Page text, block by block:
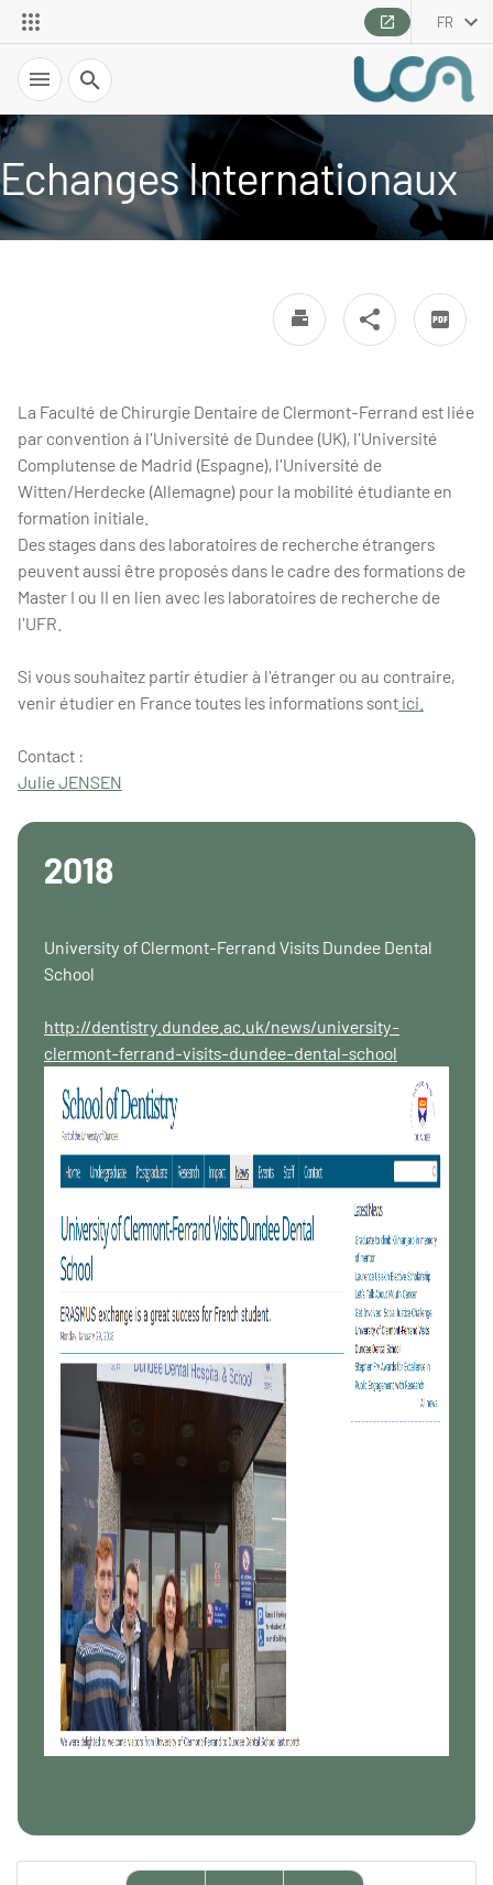
FR
Recherche
Echanges Internationaux
La Faculté de Chirurgie Dentaire de Clermont-Ferrand est liée
par convention à l'Université de Dundee (UK), l'Université
Complutense de Madrid (Espagne), l'Université de
Witten/Herdecke (Allemagne) pour la mobilité étudiante en
formation initiale.
Des stages dans des laboratoires de recherche étrangers
peuvent aussi être proposés dans le cadre des formations de
Master I ou II en lien avec les laboratoires de recherche de
l'UFR.
Si vous souhaitez partir étudier à l'étranger ou au contraire,
venir étudier en France toutes les informations sont ici.
Contact :
Julie JENSEN
2018
University of Clermont-Ferrand Visits Dundee Dental
School
http://dentistry.dundee.ac.uk/news/university-
clermont-ferrand-visits-dundee-dental-school